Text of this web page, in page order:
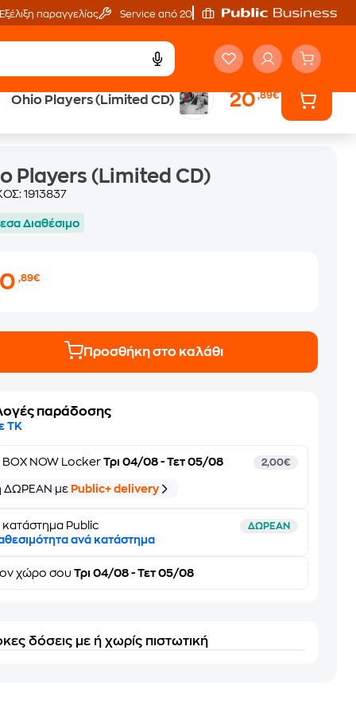
Εξέλιξη παραγγελίας Service από 20'
Ohio Players (Limited CD) 20,89€
Players (Limited CD)
1913837
Διαθέσιμο
,89€
Προσθήκη στο καλάθι
παράδοσης
ΤΚ
BOX NOW Locker Τρι 04/08 - Τετ 05/08 2,00€
ΔΩΡΕΑΝ με Public+ delivery
κατάστημα Public ΔΩΡΕΑΝ
ανά κατάστημα
χώρο σου Τρι 04/08 - Τετ 05/08
δόσεις με ή χωρίς πιστωτική